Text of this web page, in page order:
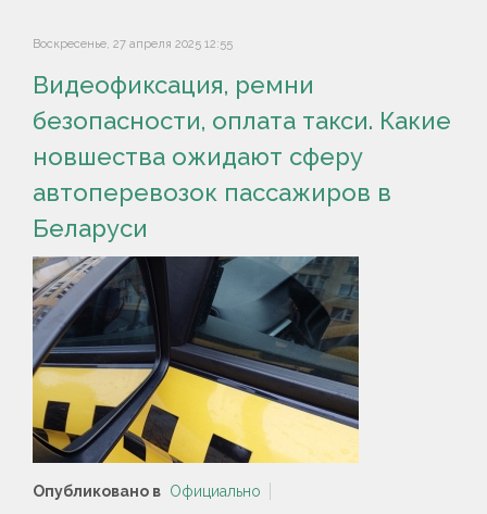
Воскресенье, 27 апреля 2025 12:55
Видеофиксация, ремни
безопасности, оплата такси. Какие
новшества ожидают сферу
автоперевозок пассажиров в
Беларуси
Опубликовано в Официально